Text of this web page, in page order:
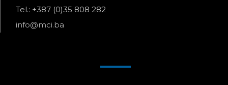
Tel.: +387 (0)35 808 282
info@mci.ba